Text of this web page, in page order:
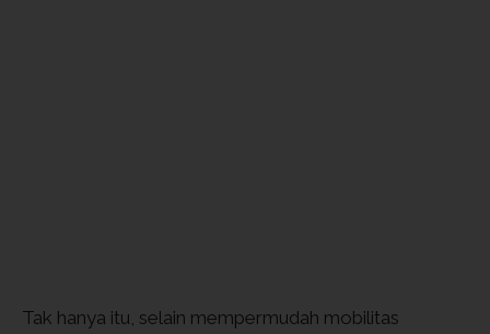
Tak hanya itu, selain mempermudah mobilitas